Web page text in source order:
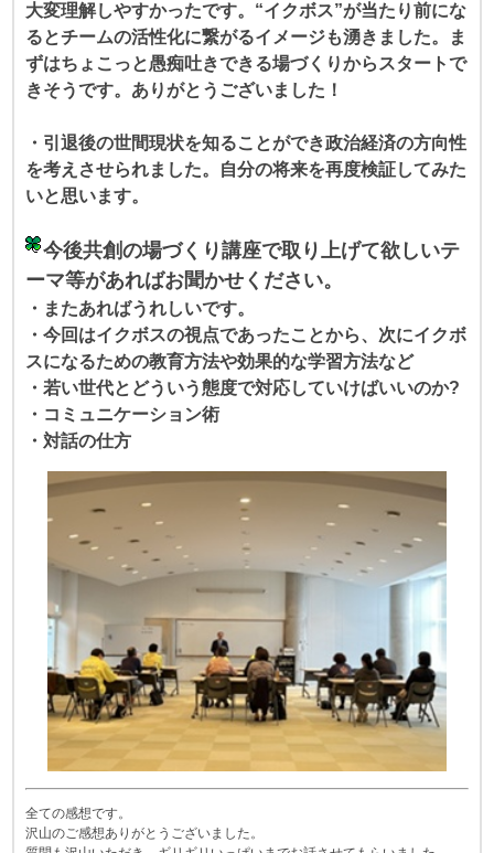
大変理解しやすかったです。“イクボス”が当たり前にな
るとチームの活性化に繋がるイメージも湧きました。ま
ずはちょこっと愚痴吐きできる場づくりからスタートで
きそうです。ありがとうございました！
・引退後の世間現状を知ることができ政治経済の方向性
を考えさせられました。自分の将来を再度検証してみた
いと思います。
今後共創の場づくり講座で取り上げて欲しいテ
ーマ等があればお聞かせください。
・またあればうれしいです。
・今回はイクボスの視点であったことから、次にイクボ
スになるための教育方法や効果的な学習方法など
・若い世代とどういう態度で対応していけばいいのか?
・コミュニケーション術
・対話の仕方
全ての感想です。
沢山のご感想ありがとうございました。